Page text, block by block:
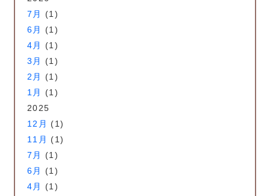
7月
(1)
6月
(1)
4月
(1)
3月
(1)
2月
(1)
1月
(1)
2025
12月
(1)
11月
(1)
7月
(1)
6月
(1)
4月
(1)